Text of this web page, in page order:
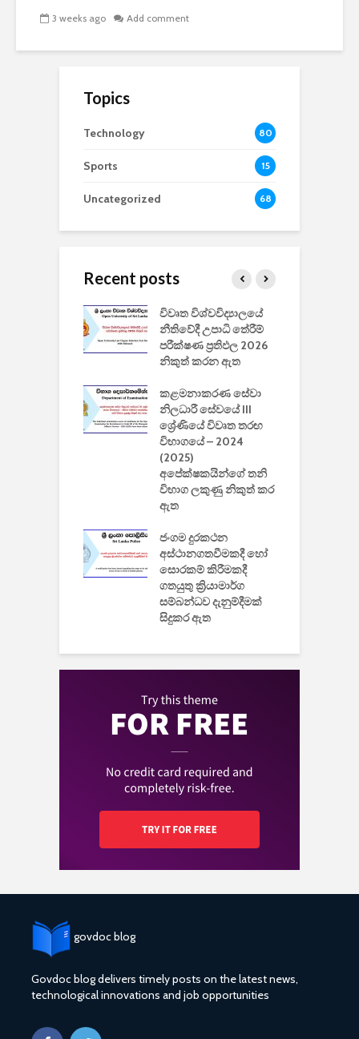
3 weeks ago Add comment
Topics
Technology 80
Sports 15
Uncategorized 68
Recent posts
විවෘත විශ්වවිද්‍යාලයේ
නීතිවේදී උපාධි තේරීම්
පරීක්ෂණ ප්‍රතිඵල 2026
නිකුත් කරන ඇත
කළමනාකරණ සේවා
නිලධාරී සේවයේ III
ශ්‍රේණියේ විවෘත තරඟ
විභාගයේ – 2024
(2025)
අපේක්ෂකයින්ගේ තනි
විභාග ලකුණු නිකුත් කර
ඇත
ජංගම දුරකථන
අස්ථානගතවීමකදී හෝ
සොරකම් කිරීමකදී
ගතයුතු ක්‍රියාමාර්ග
සම්බන්ධව දැනුම්දීමක්
සිදුකර ඇත
govdoc blog
Govdoc blog delivers timely posts on the latest news,
technological innovations and job opportunities